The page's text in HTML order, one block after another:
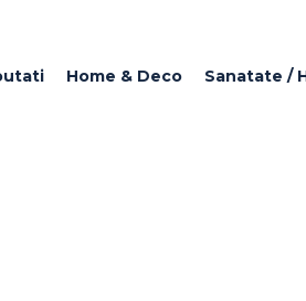
Home & Deco Sanatate /